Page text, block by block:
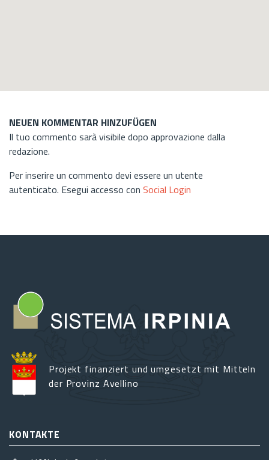
NEUEN KOMMENTAR HINZUFÜGEN
Il tuo commento sarà visibile dopo approvazione dalla
redazione.
Per inserire un commento devi essere un utente
autenticato. Esegui accesso con Social Login
Projekt finanziert und umgesetzt mit Mitteln
der Provinz Avellino
KONTAKTE